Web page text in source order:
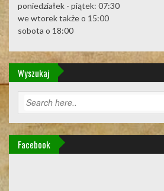
poniedziałek - piątek: 07:30
we wtorek także o 15:00
sobota o 18:00
Wyszukaj
Facebook